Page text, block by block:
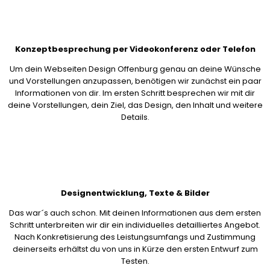
Konzeptbesprechung per Videokonferenz oder Telefon
Um dein Webseiten Design Offenburg genau an deine Wünsche
und Vorstellungen anzupassen, benötigen wir zunächst ein paar
Informationen von dir. Im ersten Schritt besprechen wir mit dir
deine Vorstellungen, dein Ziel, das Design, den Inhalt und weitere
Details.
Designentwicklung, Texte & Bilder
Das war´s auch schon. Mit deinen Informationen aus dem ersten
Schritt unterbreiten wir dir ein individuelles detailliertes Angebot.
Nach Konkretisierung des Leistungsumfangs und Zustimmung
deinerseits erhältst du von uns in Kürze den ersten Entwurf zum
Testen.